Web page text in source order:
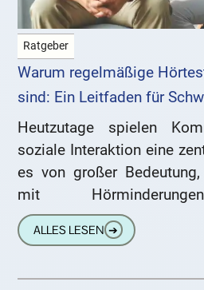
Ratgeber
Warum regelmäßige
sind: Ein Leitfaden für
Heutzutage spielen
soziale Interaktion eine
es von großer
mit
Unterstützung erhalten.
Besuch beim
ALLES LESEN ➔